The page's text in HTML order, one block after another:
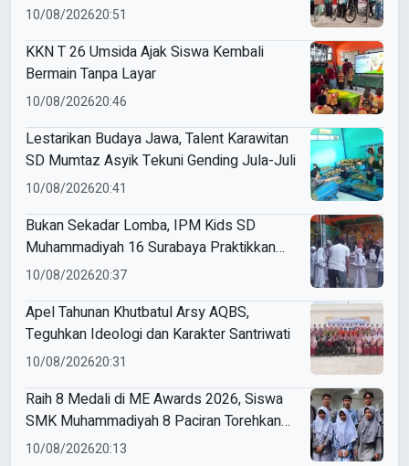
10/08/202620:51
KKN T 26 Umsida Ajak Siswa Kembali
Bermain Tanpa Layar
10/08/202620:46
Lestarikan Budaya Jawa, Talent Karawitan
SD Mumtaz Asyik Tekuni Gending Jula-Juli
10/08/202620:41
Bukan Sekadar Lomba, IPM Kids SD
Muhammadiyah 16 Surabaya Praktikkan
Kepemimpinan di HUT RI
10/08/202620:37
Apel Tahunan Khutbatul Arsy AQBS,
Teguhkan Ideologi dan Karakter Santriwati
10/08/202620:31
Raih 8 Medali di ME Awards 2026, Siswa
SMK Muhammadiyah 8 Paciran Torehkan
Prestasi
10/08/202620:13